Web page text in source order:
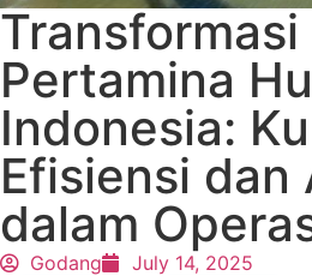
Pertamina
Indonesia:
Efisiensi dan
dalam
Godang July 14, 2025